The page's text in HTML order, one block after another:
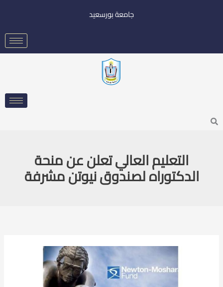
جامعة بورسعيد
Search
التعليم العالي تعلن عن منحة
الدكتوراه لصندوق نيوتن مشرفة